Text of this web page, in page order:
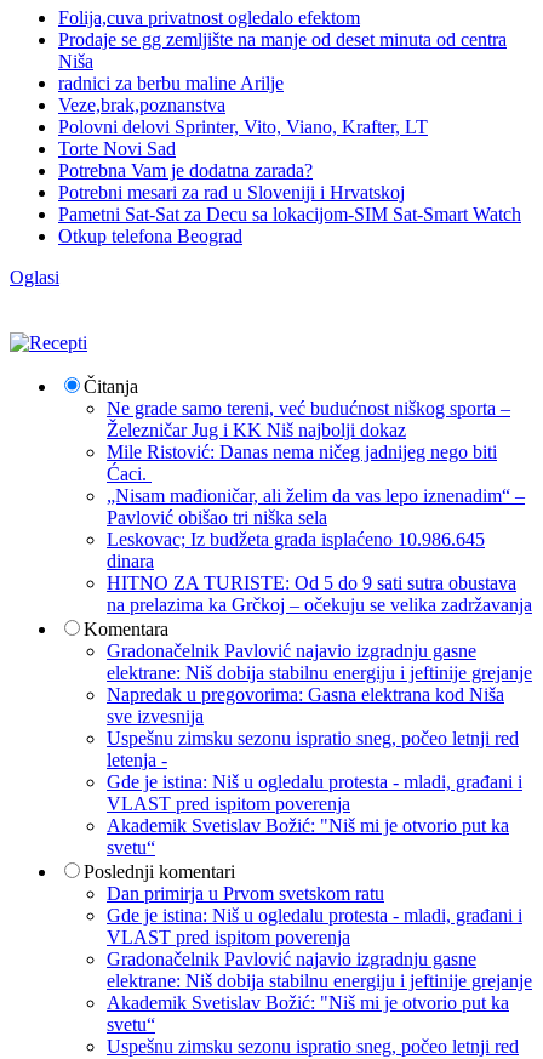
Folija,cuva privatnost ogledalo efektom
Prodaje se gg zemljište na manje od deset minuta od centra
Niša
radnici za berbu maline Arilje
Veze,brak,poznanstva
Polovni delovi Sprinter, Vito, Viano, Krafter, LT
Torte Novi Sad
Potrebna Vam je dodatna zarada?
Potrebni mesari za rad u Sloveniji i Hrvatskoj
Pametni Sat-Sat za Decu sa lokacijom-SIM Sat-Smart Watch
Otkup telefona Beograd
Oglasi
Čitanja
Ne grade samo tereni, već budućnost niškog sporta –
Železničar Jug i KK Niš najbolji dokaz
Mile Ristović: Danas nema ničeg jadnijeg nego biti
Ćaci.
„Nisam mađioničar, ali želim da vas lepo iznenadim“ –
Pavlović obišao tri niška sela
Leskovac; Iz budžeta grada isplaćeno 10.986.645
dinara
HITNO ZA TURISTE: Od 5 do 9 sati sutra obustava
na prelazima ka Grčkoj – očekuju se velika zadržavanja
Komentara
Gradonačelnik Pavlović najavio izgradnju gasne
elektrane: Niš dobija stabilnu energiju i jeftinije grejanje
Napredak u pregovorima: Gasna elektrana kod Niša
sve izvesnija
Uspešnu zimsku sezonu ispratio sneg, počeo letnji red
letenja -
Gde je istina: Niš u ogledalu protesta - mladi, građani i
VLAST pred ispitom poverenja
Akademik Svetislav Božić: "Niš mi je otvorio put ka
svetu“
Poslednji komentari
Dan primirja u Prvom svetskom ratu
Gde je istina: Niš u ogledalu protesta - mladi, građani i
VLAST pred ispitom poverenja
Gradonačelnik Pavlović najavio izgradnju gasne
elektrane: Niš dobija stabilnu energiju i jeftinije grejanje
Akademik Svetislav Božić: "Niš mi je otvorio put ka
svetu“
Uspešnu zimsku sezonu ispratio sneg, počeo letnji red